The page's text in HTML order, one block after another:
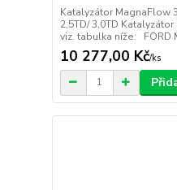
Katalyzátor MagnaFlow
2,5TD/ 3,0TD
viz. tabulka níže: FORD
10 277,00 Kč/ks